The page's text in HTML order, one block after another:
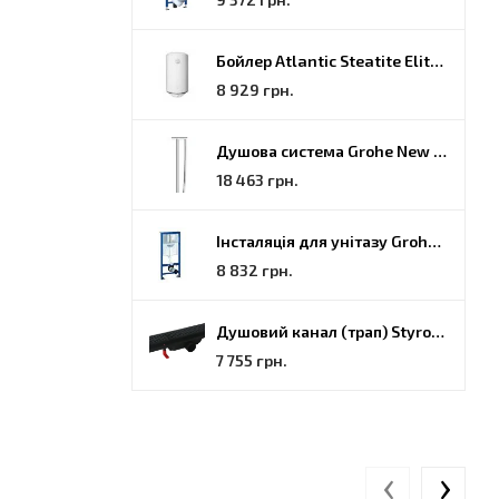
Бойлер Atlantic Steatite Elite VM 080 D400 2 BC, 80 (851188)
8 929 грн.
Душова система Grohe New Tempesta Cosmopolitan (27922000)
18 463 грн.
Інсталяція для унітазу Grohe Rapid SL (38772001)
8 832 грн.
Душовий канал (трап) Styron, решітка Гармонія, 70 (STY-H-70-FF)
7 755 грн.
‹ ›